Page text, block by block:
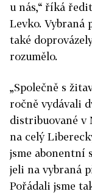
u nás,“ říká
Levko. Vybraná
také
rozumělo.
„Společně s
ročně vydávali
distribuované v
na celý
jsme abonentní
jeli na vybraná
Pořádali jsme